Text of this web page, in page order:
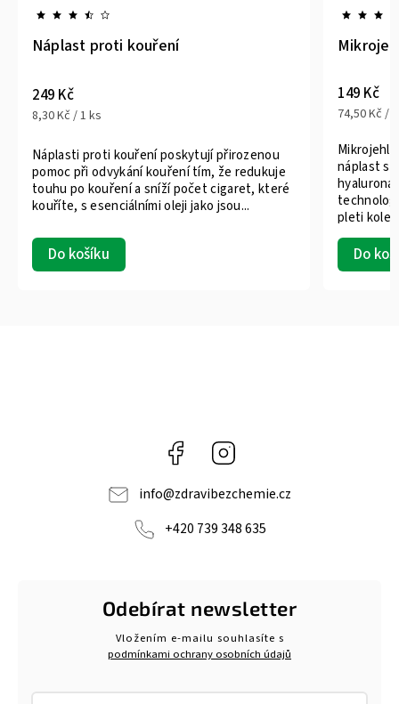
Náplast proti kouření
249 Kč
8,30 Kč / 1 ks
Do košíku
Náplasti proti kouření poskytují přirozenou
pomoc při odvykání kouření tím, že redukuje
touhu po kouření a sníží počet cigaret, které
kouříte, s esenciálními oleji jako jsou...
149 Kč
74,50 Kč /
Do
náplast s
pleti
Facebook
info@zdravibezchemie.cz
+420 739 348 635
Odebírat newsletter
Vložením e-mailu souhlasíte s
podmínkami ochrany osobních údajů